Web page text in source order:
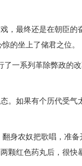
，最终还是在朝臣的
的坐上了储君之位。
一系列革除弊政的
。如果有个历代受气
身农奴把歌唱，准
颗红色药丸后，很快